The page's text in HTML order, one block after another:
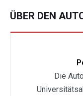
ÜBER DEN
Die